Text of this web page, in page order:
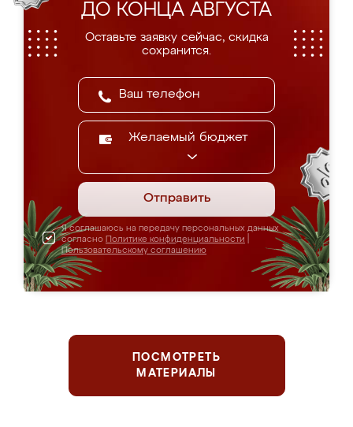
ДО КОНЦА АВГУСТА
Оставьте заявку сейчас, скидка
сохранится.
Желаемый бюджет
Отправить
Я соглашаюсь на передачу персональных данных
согласно Политике конфиденциальности
Пользовательскому соглашению
ПОСМОТРЕТЬ
МАТЕРИАЛЫ